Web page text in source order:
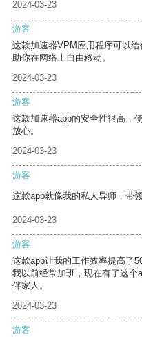
2024-03-23
游客
这款加速器VPM应用程序可以
助你在网络上自由移动。
2024-03-23
游客
这款加速器app的安全性很高，
放心。
2024-03-23
游客
这款app就像我的私人导师，带
2024-03-23
游客
这款app让我的工作效率提高了
我以前经常加班，现在有了这
伴家人。
2024-03-23
游客